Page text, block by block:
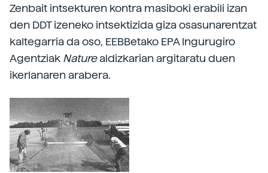
Zenbait intsekturen kontra masiboki erabili izan
den DDT izeneko intsektizida giza osasunarentzat
kaltegarria da oso, EEBBetako EPA Ingurugiro
Agentziak Naturealdizkarian argitaratu duen
ikerlanaren arabera.